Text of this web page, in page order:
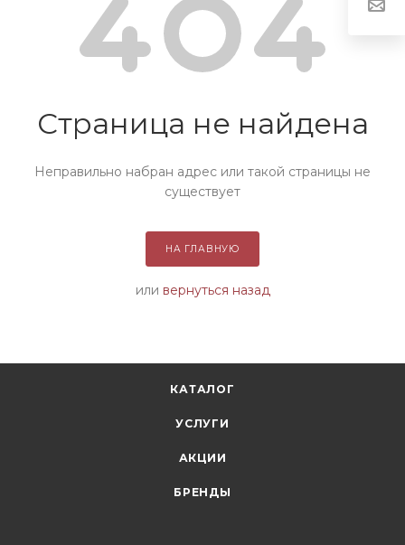
Страница не найдена
Неправильно набран адрес или такой страницы не
существует
НА ГЛАВНУЮ
или вернуться назад
КАТАЛОГ
УСЛУГИ
АКЦИИ
БРЕНДЫ